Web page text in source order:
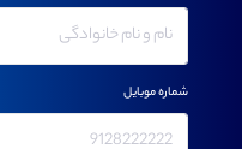
شماره موبایل